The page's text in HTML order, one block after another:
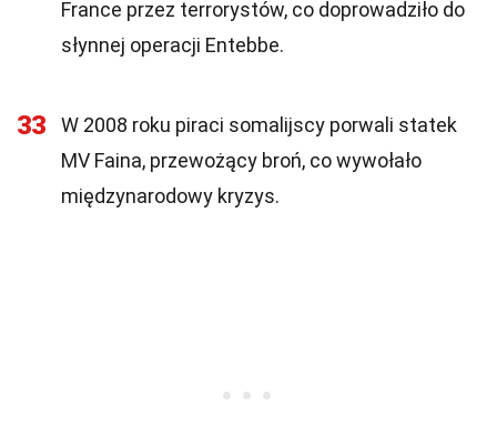
France przez terrorystów, co doprowadziło do
słynnej operacji Entebbe.
33
W 2008 roku piraci somalijscy porwali statek
MV Faina, przewożący broń, co wywołało
międzynarodowy kryzys.